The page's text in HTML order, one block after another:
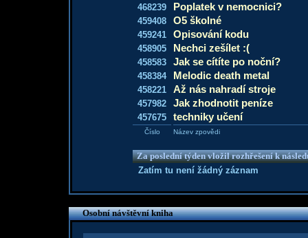
468239 Poplatek v nemocnici?
459408 O5 školné
459241 Opisování kodu
458905 Nechci zešílet :(
458583 Jak se cítíte po noční?
458384 Melodic death metal
458221 Až nás nahradí stroje
457982 Jak zhodnotit peníze
457675 techniky učení
Číslo Název zpovědi
Za poslední týden vložil rozhřešení k
Zatím tu není žádný záznam
Osobní návštěvní kniha